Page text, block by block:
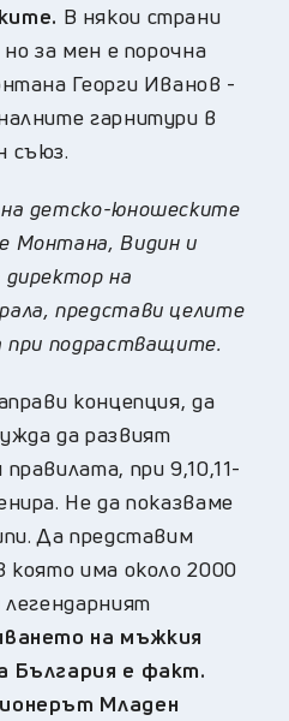
В някои страни
за мен е порочна
Георги Иванов -
гарнитури в
съюз.
детско-юношеските
Монтана, Видин и
на
представи целите
при подрастващите.
концепция, да
да развият
при 9,10,11-
Не да показваме
Да представим
която има около 2000
рният
на мъжкия
България е факт.
Младен